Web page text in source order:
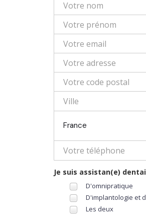
France
Je suis assistan(e)
D'omnipratique
D'implantologie et
Les deux